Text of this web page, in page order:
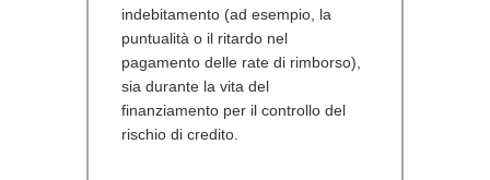
indebitamento (ad esempio, la
puntualità o il ritardo nel
pagamento delle rate di rimborso),
sia durante la vita del
finanziamento per il controllo del
rischio di credito.